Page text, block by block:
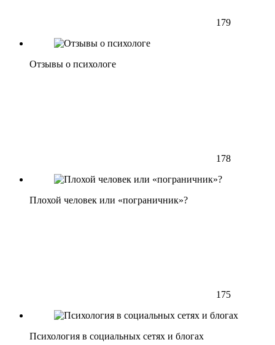
179
Отзывы о психологе
178
Плохой человек или «пограничник»?
175
Психология в социальных сетях и блогах